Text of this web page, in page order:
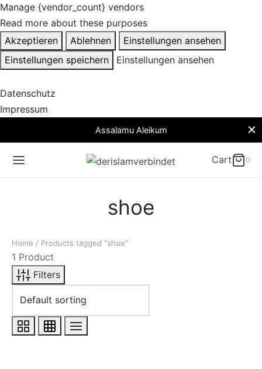
Manage {vendor_count} vendors
Read more about these purposes
Akzeptieren
Ablehnen
Einstellungen ansehen
Einstellungen speichern
Einstellungen ansehen
Datenschutz
Impressum
Assalamu Aleikum
Cart 0
shoe
Home / Products tagged “shoe”
1 Product
Filters